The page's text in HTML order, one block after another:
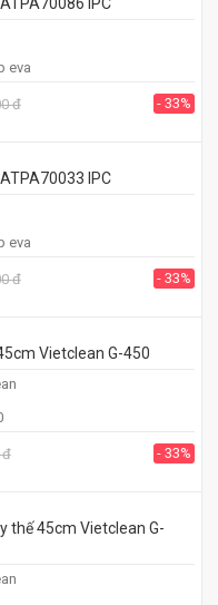
eva
đ - 33%
IPC
eva
đ - 33%
Vietclean G-450
đ - 33%
thế 45cm Vietclean G-